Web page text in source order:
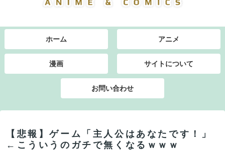
ホーム アニメ
漫画 サイトについて
お問い合わせ
【悲報】ゲーム「主人公はあなたです！」
←こういうのガチで無くなるｗｗｗ